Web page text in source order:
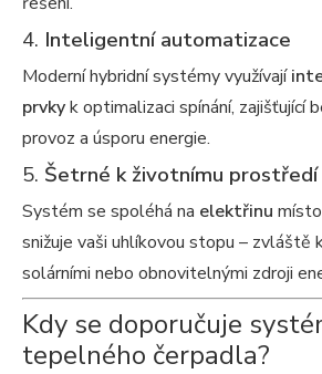
4. Inteligentní automatizace
Moderní hybridní systémy využívají
prvkyk optimalizaci spínání, zajišťující
provoz a úsporu energie.
5. Šetrné k životnímu prostředí
Systém se spoléhá na elektřinu
snižuje vaši uhlíkovou stopu – zvláště
solárními nebo obnovitelnými zdroji
Kdy se doporučuje
tepelného čerpadla?